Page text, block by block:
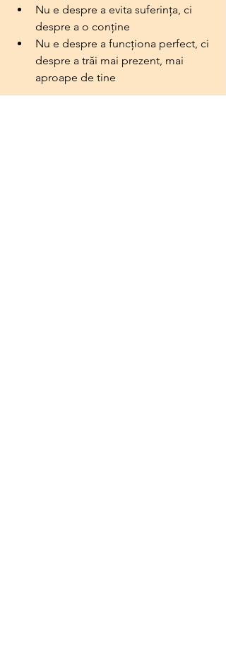
Nu e despre a evita suferința, ci
despre a o conține
Nu e despre a funcționa perfect, ci
despre a trăi mai prezent, mai
aproape de tine